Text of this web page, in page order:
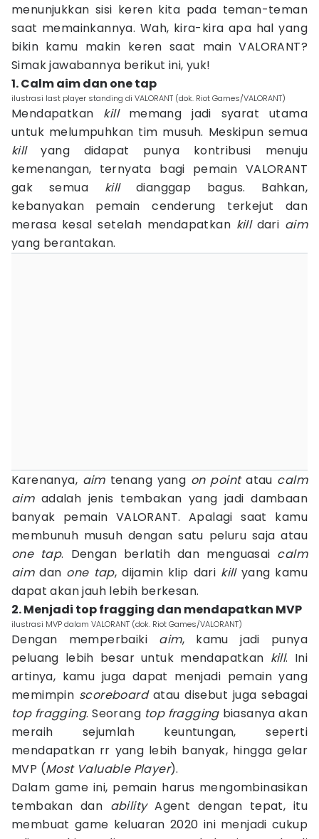
menunjukkan sisi keren kita pada teman-teman
saat memainkannya. Wah, kira-kira apa hal yang
bikin kamu makin keren saat main VALORANT?
Simak jawabannya berikut ini, yuk!
1. Calm aim dan one tap
ilustrasi last player standing di VALORANT (dok. Riot Games/VALORANT)
Mendapatkan killmemang jadi syarat utama
untuk melumpuhkan tim musuh. Meskipun semua
killyang didapat punya kontribusi menuju
kemenangan, ternyata bagi pemain VALORANT
gak semua killdianggap bagus. Bahkan,
kebanyakan pemain cenderung terkejut dan
merasa kesal setelah mendapatkan killdari aim
yang berantakan.
Karenanya, aimtenang yang on pointatau calm
aimadalah jenis tembakan yang jadi dambaan
banyak pemain VALORANT. Apalagi saat kamu
membunuh musuh dengan satu peluru saja atau
one tap. Dengan berlatih dan menguasai calm
aimdan one tap, dijamin klip dari killyang kamu
dapat akan jauh lebih berkesan.
2. Menjadi top fragging dan mendapatkan MVP
ilustrasi MVP dalam VALORANT (dok. Riot Games/VALORANT)
Dengan memperbaiki aim, kamu jadi punya
peluang lebih besar untuk mendapatkan kill. Ini
artinya, kamu juga dapat menjadi pemain yang
memimpin scoreboardatau disebut juga sebagai
top fragging. Seorang top fraggingbiasanya akan
meraih sejumlah keuntungan, seperti
mendapatkan rr yang lebih banyak, hingga gelar
MVP (Most Valuable Player).
Dalam game ini, pemain harus mengombinasikan
tembakan dan abilityAgent dengan tepat, itu
membuat game keluaran 2020 ini menjadi cukup